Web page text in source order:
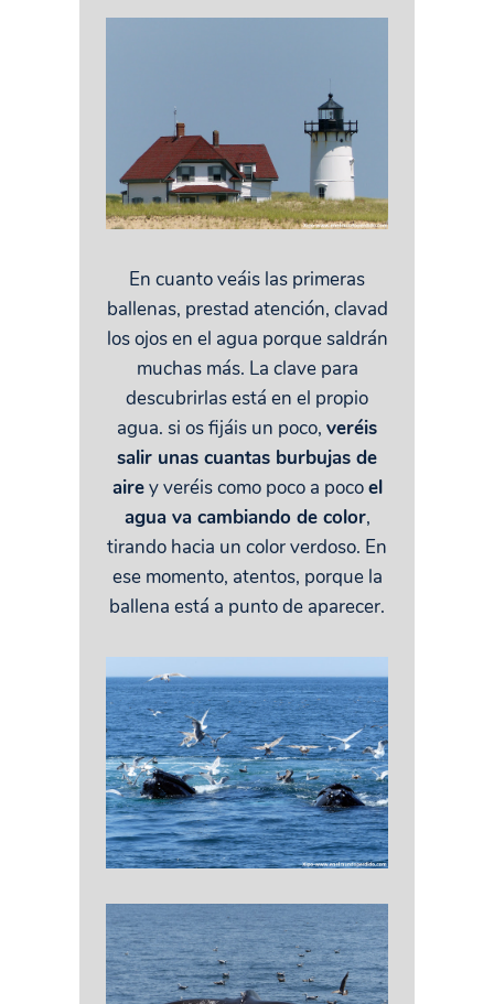
En cuanto veáis las primeras
ballenas, prestad atención, clavad
los ojos en el agua porque saldrán
muchas más. La clave para
descubrirlas está en el propio
agua. si os fijáis un poco, veréis
salir unas cuantas burbujas de
airey veréis como poco a pocoel
agua va cambiando de color,
tirando hacia un color verdoso. En
ese momento, atentos, porque la
ballena está a punto de aparecer.